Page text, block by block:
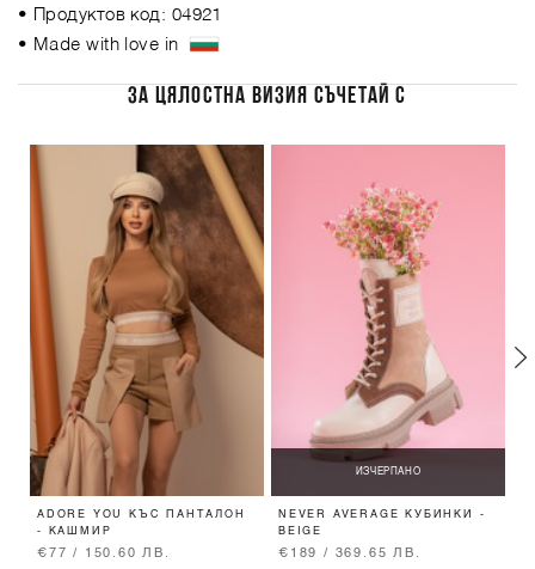
• Продуктов код: 04921
• Made with love in
ЗА ЦЯЛОСТНА ВИЗИЯ СЪЧЕТАЙ С
ADORE YOU КЪС ПАНТАЛОН
- КАШМИР
€77 / 150.60 ЛВ.
ИЗЧЕРПАНО
NEVER AVERAGE КУБИНКИ -
BEIGE
€189 / 369.65 ЛВ.